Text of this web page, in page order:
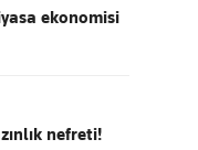
ekonomisi
nefreti!